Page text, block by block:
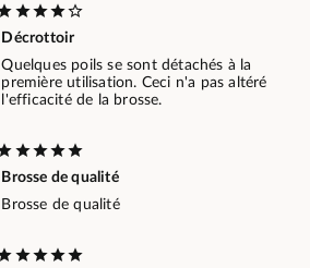
Décrottoir
Quelques poils se sont détachés à la
première utilisation. Ceci n'a pas altéré
l'efficacité de la brosse.
Brosse de qualité
Brosse de qualité